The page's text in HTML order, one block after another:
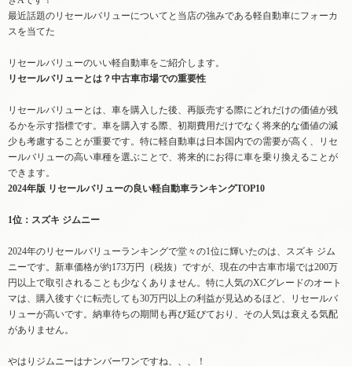
最近話題のリセールバリューについてと当店の強みである軽自動車にフォーカ
スを当てた
リセールバリューのいい軽自動車をご紹介します。
リセールバリューとは？中古車市場での重要性
リセールバリューとは、車を購入した後、再販売する際にどれだけの価値が残
るかを示す指標です。車を購入する際、初期費用だけでなく将来的な価値の減
少も考慮することが重要です。特に軽自動車は日本国内での需要が高く、リセ
ールバリューの高い車種を選ぶことで、将来的にお得に車を乗り換えることが
できます。
2024年版 リセールバリューの良い軽自動車ランキングTOP10
1位：スズキ ジムニー
2024年のリセールバリューランキングで堂々の1位に輝いたのは、スズキ ジム
ニーです。新車価格が約173万円（税抜）ですが、現在の中古車市場では200万
円以上で取引されることも少なくありません。特に人気のXCグレードのオート
マは、購入後すぐに転売しても30万円以上の利益が見込めるほど、リセールバ
リューが高いです。納車待ちの期間も再び延びており、その人気は衰える気配
がありません。
やはりジムニーはナンバーワンですね、、、！